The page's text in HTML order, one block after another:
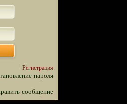
Регистрация
пароля
сообщение